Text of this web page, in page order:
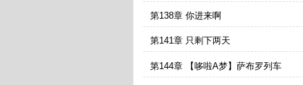
第138章 你进来啊
第141章 只剩下两天
第144章 【哆啦A梦】萨布罗列车